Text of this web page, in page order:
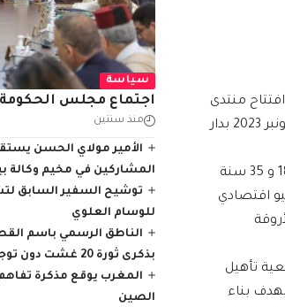
منتدى
“قريب لك” فرصة للشباب والمنظم بشراكة مع جمعية التأهيل للشباب، صباح اليوم الخميس 23 نونبر 2023 بدار
المنتدى الأول من نوعه على صعيد المنطقة يعتبر فرصة لانفتاح الشباب المتراوحة أعمارهم ما بين 18 و 35 سنة
اقتصادي
تأهيل
بناء
سياسة
اجتماع مجلس الحكومة
منذ سنتين
الأمير مولاي الحسن
المشاركين في مخيم وكالة
توشيح السفير السابق
للوسام العلوي
الناطق الرسمي باسم
بذكرى ثورة 20 غشت دون توجيه خطاب ملكي سامي للأمة
المغرب يوقع مذكرة
الصين